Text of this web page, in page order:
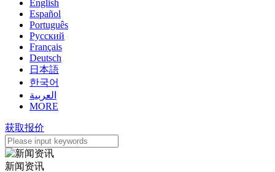
English
Español
Português
Pусский
Français
Deutsch
日本語
한국어
العربية
MORE
获取报价
新闻资讯